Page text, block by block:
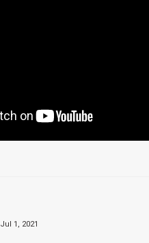
Jul 1, 2021